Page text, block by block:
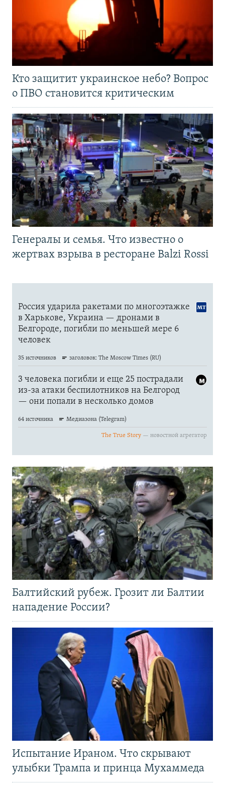
Кто защитит украинское небо? Вопрос
о ПВО становится критическим
Генералы и семья. Что известно о
жертвах взрыва в ресторане Balzi Rossi
Балтийский рубеж. Грозит ли Балтии
нападение России?
Испытание Ираном. Что скрывают
улыбки Трампа и принца Мухаммеда